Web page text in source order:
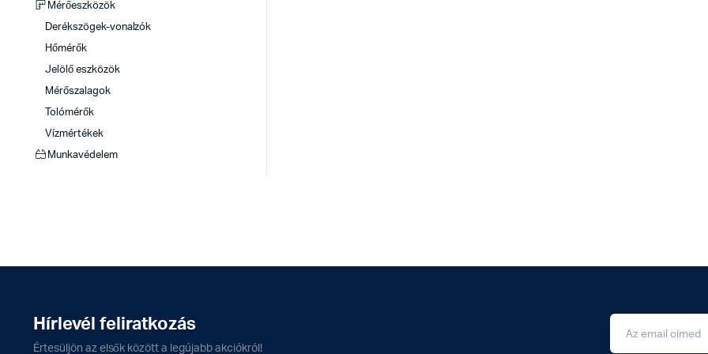
Mérőeszközök
Derékszögek-vonalzók
Hőmérők
Jelölő eszközök
Mérőszalagok
Tolómérők
Vízmértékek
Munkavédelem
Hírlevél feliratkozás
Értesüljön az elsők között a legújabb akciókról!